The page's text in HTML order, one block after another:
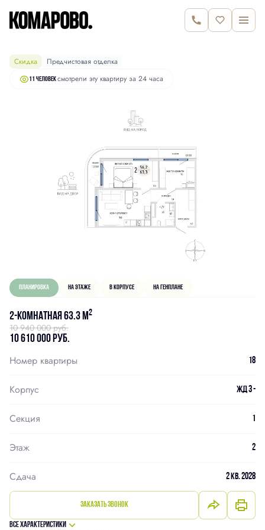
2-комнатная 63.3 м 2
10 940 000 руб.
10 610 000 руб.
Скидка Предчистовая отделка
11 человексмотрели эту квартиру за 24 часа
Планировка На этаже В корпусе На генплане
2-комнатная 63.3 м2
10 940 000 руб.
10 610 000 руб.
Номер квартиры 18
Корпус ЖД 3 -
Секция 1
Этаж 2
Сдача 2 кв. 2028
Заказать звонок
Все характеристики